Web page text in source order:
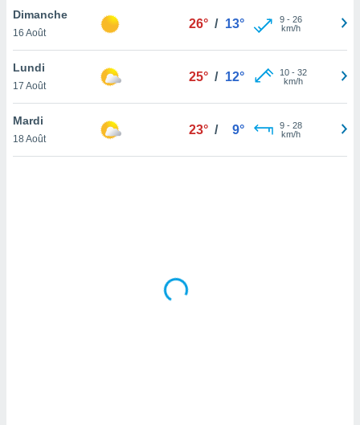
en
de
Dimanche
16 Août
26° / 13° 9- 26
km/h
Lundi
17 Août
25° / 12° 10- 32
km/h
Mardi
18 Août
23° / 9° 9- 28
km/h